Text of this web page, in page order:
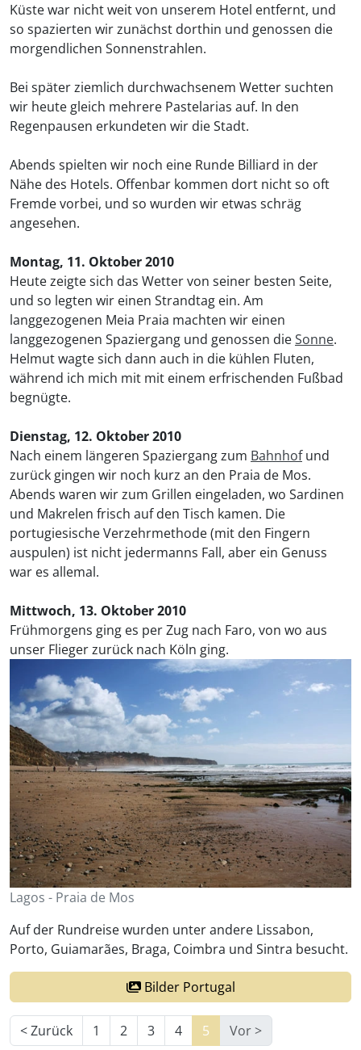
Küste war nicht weit von unserem Hotel entfernt, und
so spazierten wir zunächst dorthin und genossen die
morgendlichen Sonnenstrahlen.
Bei später ziemlich durchwachsenem Wetter suchten
wir heute gleich mehrere Pastelarias auf. In den
Regenpausen erkundeten wir die Stadt.
Abends spielten wir noch eine Runde Billiard in der
Nähe des Hotels. Offenbar kommen dort nicht so oft
Fremde vorbei, und so wurden wir etwas schräg
angesehen.
Montag, 11. Oktober 2010
Heute zeigte sich das Wetter von seiner besten Seite,
und so legten wir einen Strandtag ein. Am
langgezogenen Meia Praia machten wir einen
langgezogenen Spaziergang und genossen dieSonne.
Helmut wagte sich dann auch in die kühlen Fluten,
während ich mich mit mit einem erfrischenden Fußbad
begnügte.
Dienstag, 12. Oktober 2010
Nach einem längeren Spaziergang zum Bahnhofund
zurück gingen wir noch kurz an den Praia de Mos.
Abends waren wir zum Grillen eingeladen, wo Sardinen
und Makrelen frisch auf den Tisch kamen. Die
portugiesische Verzehrmethode (mit den Fingern
auspulen) ist nicht jedermanns Fall, aber ein Genuss
war es allemal.
Mittwoch, 13. Oktober 2010
Frühmorgens ging es per Zug nach Faro, von wo aus
unser Flieger zurück nach Köln ging.
Lagos - Praia de Mos
Auf der Rundreise wurden unter andere Lissabon,
Porto, Guiamarães, Braga, Coimbra und Sintra besucht.
Bilder Portugal
< Zurück 1 2 3 4 5 Vor >